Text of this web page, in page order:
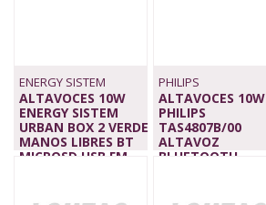
ENERGY SISTEM
ALTAVOCES 10W
ENERGY SISTEM
URBAN BOX 2 VERDE
MANOS LIBRES BT
MICROSD USB FM
PHILIPS
ALTAVOCES 10W
PHILIPS
TAS4807B/00
ALTAVOZ
BLUETOOTH,